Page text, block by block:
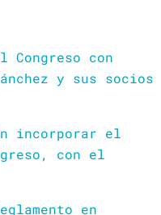
con
y sus socios
incorporar el
con el
en